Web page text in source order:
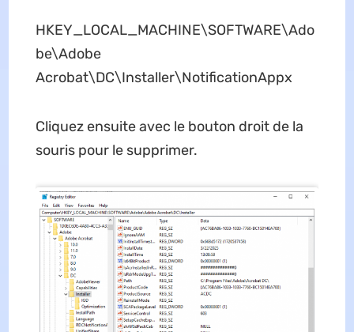
HKEY_LOCAL_MACHINE\SOFTWARE\Ado
be\Adobe
Acrobat\DC\Installer\NotificationAppx
Cliquez ensuite avec le bouton droit de la
souris pour le supprimer.